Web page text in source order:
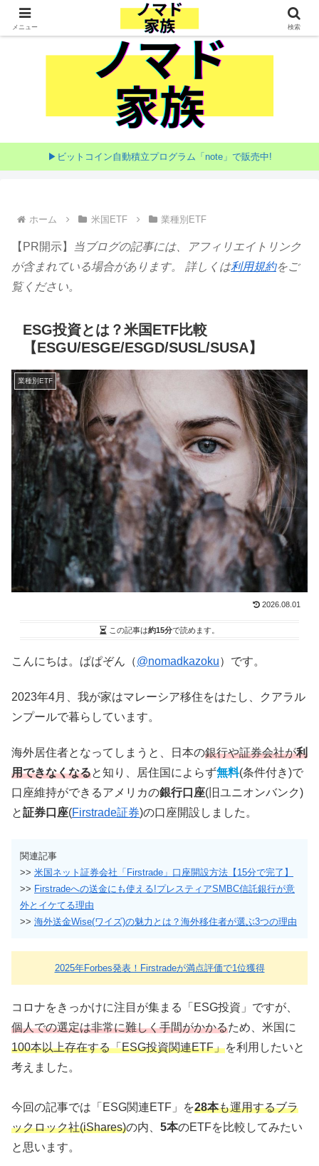
家族で目指す海外移住
▶ビットコイン自動積立プログラム「note」で販売中!
ホーム 米国ETF 業種別ETF
【PR開示】
当ブログの記事には、アフィリエイトリンク
が含まれている場合があります。 詳しくは利用規約をご
覧ください。
ESG投資とは？米国ETF比較
【ESGU/ESGE/ESGD/SUSL/SUSA】
業種別ETF
2026.08.01
この記事は約15分で読めます。
こんにちは。ぱぱぞん（@nomadkazoku）です。
2023年4月、我が家はマレーシア移住をはたし、クアラル
ンプールで暮らしています。
海外居住者となってしまうと、日本の銀行や証券会社が利
用できなくなると知り、居住国によらず無料(条件付き)で
口座維持ができるアメリカの銀行口座(旧ユニオンバンク)
と証券口座(Firstrade証券)の口座開設しました。
関連記事
>> 米国ネット証券会社「Firstrade」口座開設方法【15分で完了】
>> Firstradeへの送金にも使える!プレスティアSMBC信託銀行が意
外とイケてる理由
>> 海外送金Wise(ワイズ)の魅力とは？海外移住者が選ぶ3つの理由
2025年Forbes発表！Firstradeが満点評価で1位獲得
コロナをきっかけに注目が集まる「ESG投資」ですが、
個人での選定は非常に難しく手間がかかるため、米国に
100本以上存在する「ESG投資関連ETF」を利用したいと
考えました。
今回の記事では「ESG関連ETF」を28本も運用するブラ
ックロック社(iShares)の内、 5本のETFを比較してみたい
と思います。
メニュー 検索